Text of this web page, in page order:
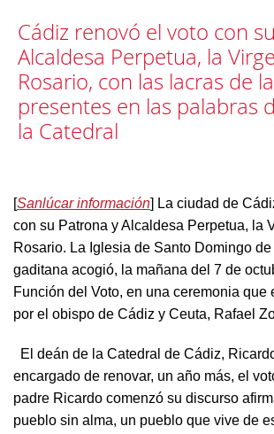
Cádiz renovó el voto con
Alcaldesa Perpetua, la
Rosario, con las lacras de
presentes en las palabras
la Catedral
[Sanlúcar información] La ciudad de
con su Patrona y Alcaldesa Perpetua, la
Rosario. La Iglesia de Santo Domingo de
gaditana acogió, la mañana del 7 de
Función del Voto, en una ceremonia que
por el obispo de Cádiz y Ceuta, Rafael
El deán de la Catedral de Cádiz,
encargado de renovar, un año más, el
padre Ricardo comenzó su discurso
pueblo sin alma, un pueblo que vive de